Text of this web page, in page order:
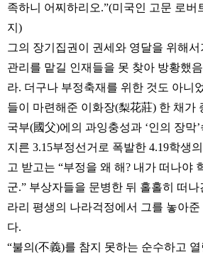
족하니 어찌하리오.”(미국인 고문 로버
지)
그의 장기집권이 권세와 영달을 위해
관리를 맡길 인재들을 못 찾아 방황했
라. 더구나 부정축재를 위한 것도 아니
들이 마련해준 이화장(梨花莊) 한 채가
국부(國父)에의 과잉충성과 ‘인의 장막
지른 3.15부정선거로 폭발한 4.19학생
고 받고는 “부정을 왜 해? 내가 떠나야
군.” 부상자들을 문병한 뒤 홀홀히 떠
라리 평생의 나라걱정에서 그를 놓아준
다.
“불의(不義)를 참지 못하는 순수하고